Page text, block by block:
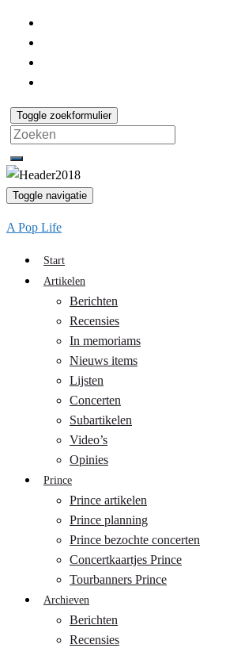
Toggle zoekformulier
Search
for:
Toggle navigatie
A Pop Life
Start
Artikelen
Berichten
Recensies
In memoriams
Nieuws items
Lijsten
Concerten
Subartikelen
Video’s
Opinies
Prince
Prince artikelen
Prince planning
Prince bezochte concerten
Concertkaartjes Prince
Tourbanners Prince
Archieven
Berichten
Recensies